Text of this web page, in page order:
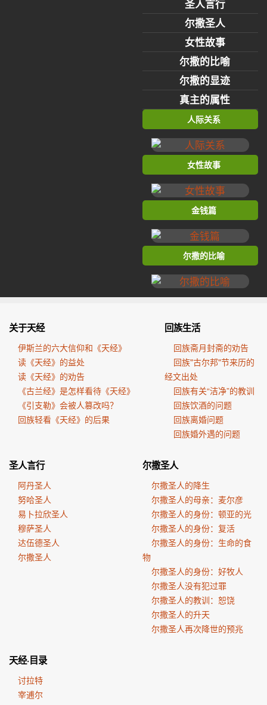
圣人言行
尔撒圣人
女性故事
尔撒的比喻
尔撒的显迹
真主的属性
人际关系
女性故事
金钱篇
尔撒的比喻
关于天经
伊斯兰的六大信仰和《天经》
读《天经》的益处
读《天经》的劝告
《古兰经》是怎样看待《天经》
《引支勒》会被人篡改吗？
回族轻看《天经》的后果
回族生活
回族斋月封斋的劝告
回族"古尔邦"节来历的
经文出处
回族有关“洁净”的教训
回族饮酒的问题
回族离婚问题
回族婚外遇的问题
圣人言行
阿丹圣人
努哈圣人
易卜拉欣圣人
穆萨圣人
达伍德圣人
尔撒圣人
尔撒圣人
尔撒圣人的降生
尔撒圣人的母亲：麦尔彦
尔撒圣人的身份：顿亚的光
尔撒圣人的身份：复活
尔撒圣人的身份：生命的食
物
尔撒圣人的身份：好牧人
尔撒圣人没有犯过罪
尔撒圣人的教训：恕饶
尔撒圣人的升天
尔撒圣人再次降世的预兆
天经·目录
讨拉特
宰逋尔